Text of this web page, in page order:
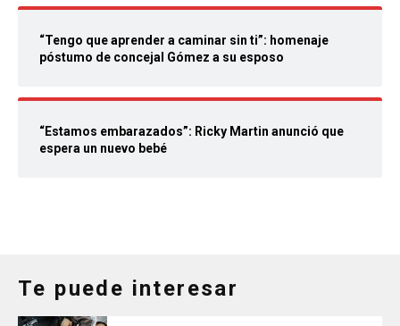
“Tengo que aprender a caminar sin ti”: homenaje
póstumo de concejal Gómez a su esposo
“Estamos embarazados”: Ricky Martin anunció que
espera un nuevo bebé
Te puede interesar